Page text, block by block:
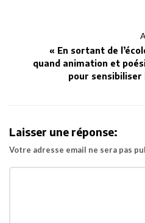
« En sortant de
quand animation et
pour sensibiliser
Laisser une réponse:
Votre adresse email ne sera pas